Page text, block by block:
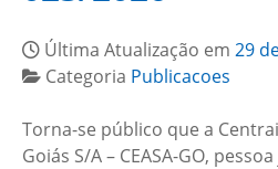
Última Atualização em 29
Categoria Publicacoes
Torna-se público que a
Goiás S/A – CEASA-GO,